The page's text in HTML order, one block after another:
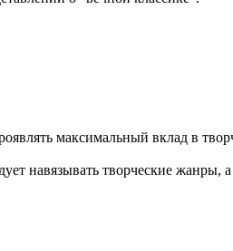
максимальный вклад в
навязывать творческие жанры, а